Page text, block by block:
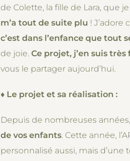
de Colette, la fille de Lara, que
m’a tout de suite plu !
c’est dans l’enfance que tout
de joie. Ce projet, j’en suis très
vous le partager aujourd’hui.
♦ Le projet et sa réalisation :
Depuis de nombreuses
de vos enfants. Cette année,
personnalisé aussi, mais